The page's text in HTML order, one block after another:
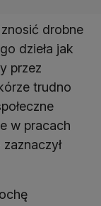
drobne
dzieła jak
przez
trudno
w pracach